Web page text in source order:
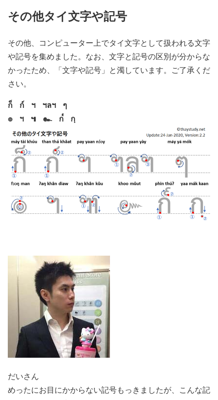
その他タイ文字や記号
その他、コンピューター上でタイ文字として扱われる文字
や記号を集めました。なお、文字と記号の区別が分からな
かったため、「文字や記号」と濁しています。ご了承くだ
さい。
ก็ ก์ ฯ ฯลฯ ๆ
๏ ฯ ๚ ๛ ก๎ กฺ
だいさん
めったにお目にかからない記号もっきましたが、こんな記